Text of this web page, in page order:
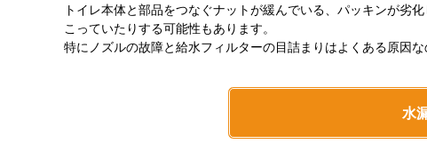
トイレ本体と部品をつなぐナットが緩んでいる、パッキンが劣
こっていたりする可能性もあります。
特にノズルの故障と給水フィルターの目詰まりはよくある原因
水